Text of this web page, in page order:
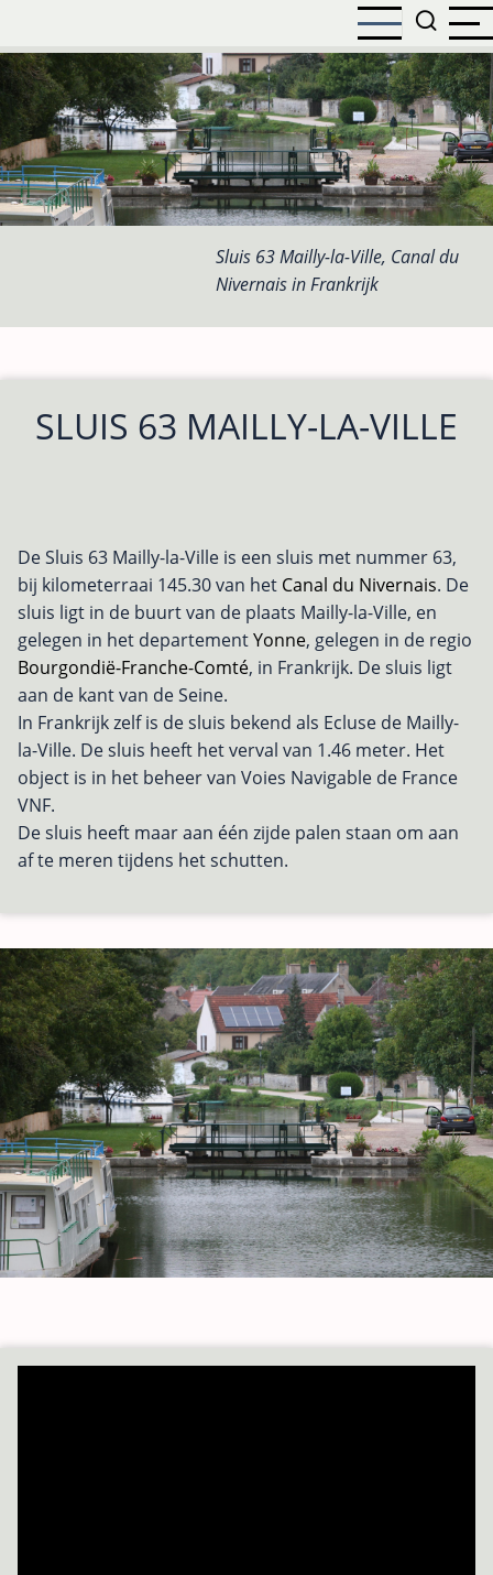
naar
de
inhoud
gaan
Sluis 63 Mailly-la-Ville, Canal du
Nivernais in Frankrijk
SLUIS 63 MAILLY-LA-VILLE
De Sluis 63 Mailly-la-Ville is een sluis met nummer 63,
bij kilometerraai 145.30 van het Canal du Nivernais. De
sluis ligt in de buurt van de plaats Mailly-la-Ville, en
gelegen in het departementYonne, gelegen in de regio
Bourgondië-Franche-Comté, in Frankrijk. De sluis ligt
aan de kant van de Seine.
In Frankrijk zelf is de sluis bekend als Ecluse de Mailly-
la-Ville. De sluis heeft het verval van 1.46 meter. Het
object is in het beheer van Voies Navigable de France
VNF.
De sluis heeft maar aan één zijde palen staan om aan
af te meren tijdens het schutten.